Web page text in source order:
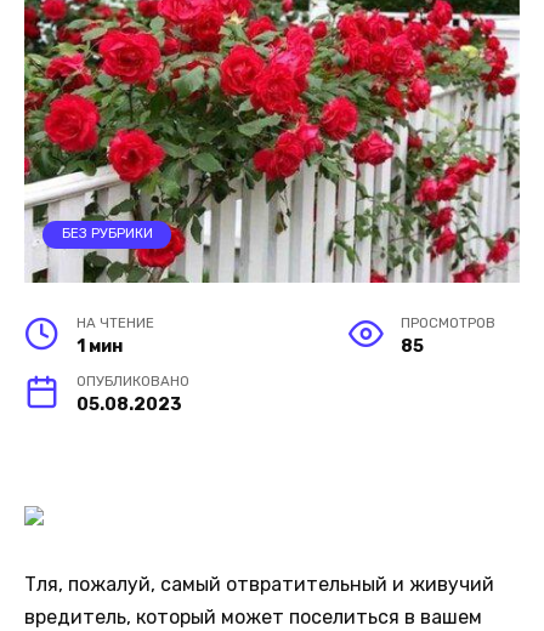
БЕЗ РУБРИКИ
НА ЧТЕНИЕ
1 мин
ПРОСМОТРОВ
85
ОПУБЛИКОВАНО
05.08.2023
Тля, пожалуй, самый отвратительный и живучий
вредитель, который может поселиться в вашем